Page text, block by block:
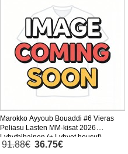
Marokko Ayyoub Bouaddi #6 Vieras
Peliasu Lasten MM-kisat 2026
Lyhythihainen (+ Lyhyet housut)
91.88€ 36.75€